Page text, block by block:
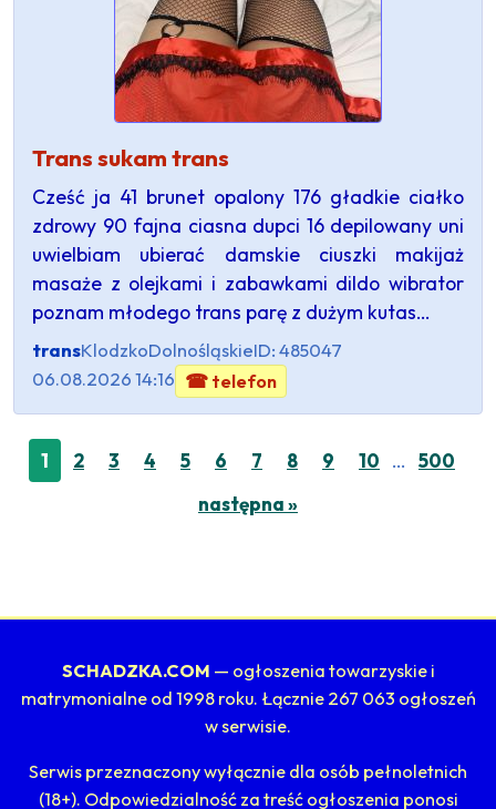
Trans sukam trans
Cześć ja 41 brunet opalony 176 gładkie ciałko
zdrowy 90 fajna ciasna dupci 16 depilowany uni
uwielbiam ubierać damskie ciuszki makijaż
masaże z olejkami i zabawkami dildo wibrator
poznam młodego trans parę z dużym kutas…
transKlodzkoDolnośląskieID: 485047
06.08.2026 14:16 ☎ telefon
1 2 3 4 5 6 7 8 9 10 …
500
następna »
SCHADZKA.COM — ogłoszenia towarzyskie i
matrymonialne od 1998 roku. Łącznie 267 063 ogłoszeń
w serwisie.
Serwis przeznaczony wyłącznie dla osób pełnoletnich
(18+). Odpowiedzialność za treść ogłoszenia ponosi